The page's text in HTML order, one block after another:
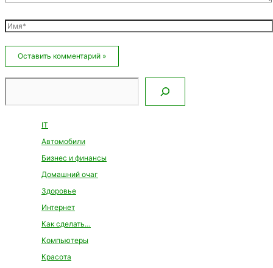
Имя*
IT
Автомобили
Бизнес и финансы
Домашний очаг
Здоровье
Интернет
Как сделать…
Компьютеры
Красота